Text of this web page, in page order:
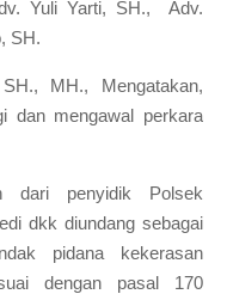
Yuli Yarti, SH., Adv.
SH.
MH., Mengatakan,
dan mengawal perkara
dari penyidik Polsek
dkk diundang sebagai
pidana kekerasan
dengan pasal 170